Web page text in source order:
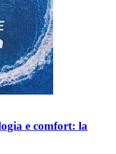
e comfort: la